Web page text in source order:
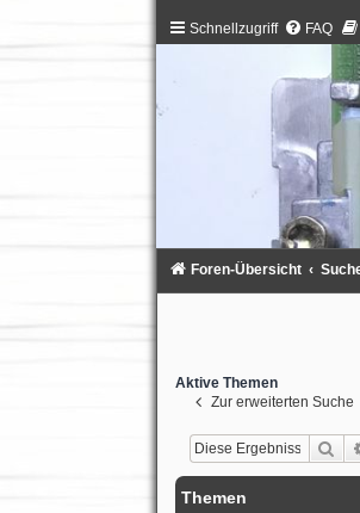
Schnellzugriff FAQ
Foren-Übersicht
Aktive Themen
Zur erweiterten Suche
Themen